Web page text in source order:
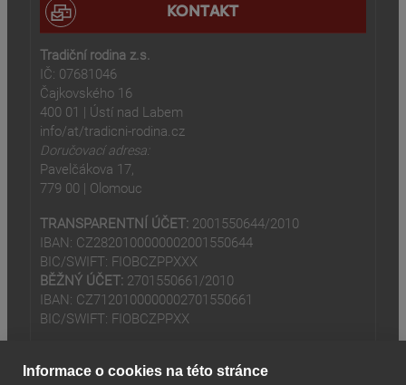
KONTAKT
Tradiční rodina z.s.
IČ: 07681046
Čajkovského 16
400 01 | Ústí nad Labem
info/at/tradicni-rodina.cz
Doručovací adresa:
Pavelčákova 17,
779 00 | Olomouc
TRANSPARENTNÍ ÚČET: 2001550644/2010
IBAN: CZ2820100000002001550644
BIC/SWIFT: FIOBCZPPXXX
BĚŽNÝ ÚČET: 2701550661/2010
IBAN: CZ7120100000002701550661
BIC/SWIFT: FIOBCZPPXX
Informace o cookies na této stránce